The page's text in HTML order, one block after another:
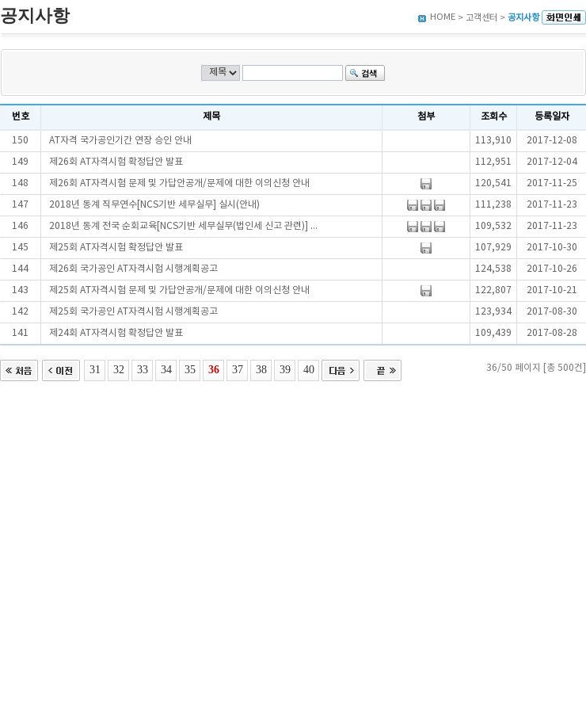
공지사항 HOME > 고객센터 > 공지사항
번호 제목 첨부 조회수 등록일자
150 AT자격 국가공인기간 연장 승인 안내 113,910 2017-12-08
149 제26회 AT자격시험 확정답안 발표 112,951 2017-12-04
148 제26회 AT자격시험 문제 및 가답안공개/문제에 대한 이의신청 안내 120,541 2017-11-25
147 2018년 동계 직무연수[NCS기반 세무실무] 실시(안내) 111,238 2017-11-23
146 2018년 동계 전국 순회교육[NCS기반 세무실무(법인세 신고 관련)] ... 109,532 2017-11-23
145 제25회 AT자격시험 확정답안 발표 107,929 2017-10-30
144 제26회 국가공인 AT자격시험 시행계획공고 124,538 2017-10-26
143 제25회 AT자격시험 문제 및 가답안공개/문제에 대한 이의신청 안내 122,807 2017-10-21
142 제25회 국가공인 AT자격시험 시행계획공고 123,934 2017-08-30
141 제24회 AT자격시험 확정답안 발표 109,439 2017-08-28
31 32 33 34 35 36 37 38 39 40 36/50 페이지 [총 500건]